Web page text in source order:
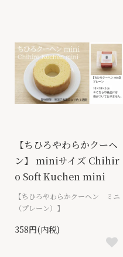
【ちひろやわらかクーヘ
ン】 miniサイズ Chihir
o Soft Kuchen mini
【ちひろやわらかクーヘン ミニ
（プレーン）】
358円(内税)